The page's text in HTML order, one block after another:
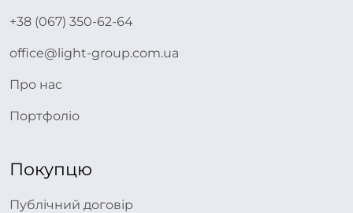
+38 (067) 350-62-64
office@light-group.com.ua
Про нас
Портфоліо
Покупцю
Публічний договір